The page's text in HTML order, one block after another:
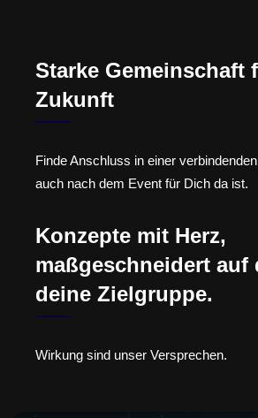
Starke Gemeinschaft
Zukunft
Finde Anschluss in einer
auch nach dem Event für Dich da ist.
Konzepte mit Herz,
maßgeschneidert auf
deine Zielgruppe.
Wirkung sind unser Versprechen.